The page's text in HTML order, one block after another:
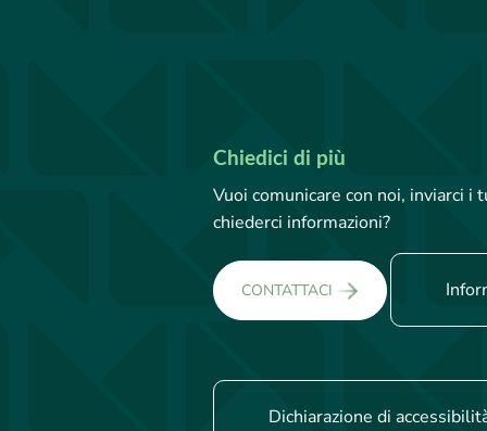
Chiedici di più
Vuoi comunicare con noi, inviarci
chiederci informazioni?
CONTATTACI
Dichiarazione di